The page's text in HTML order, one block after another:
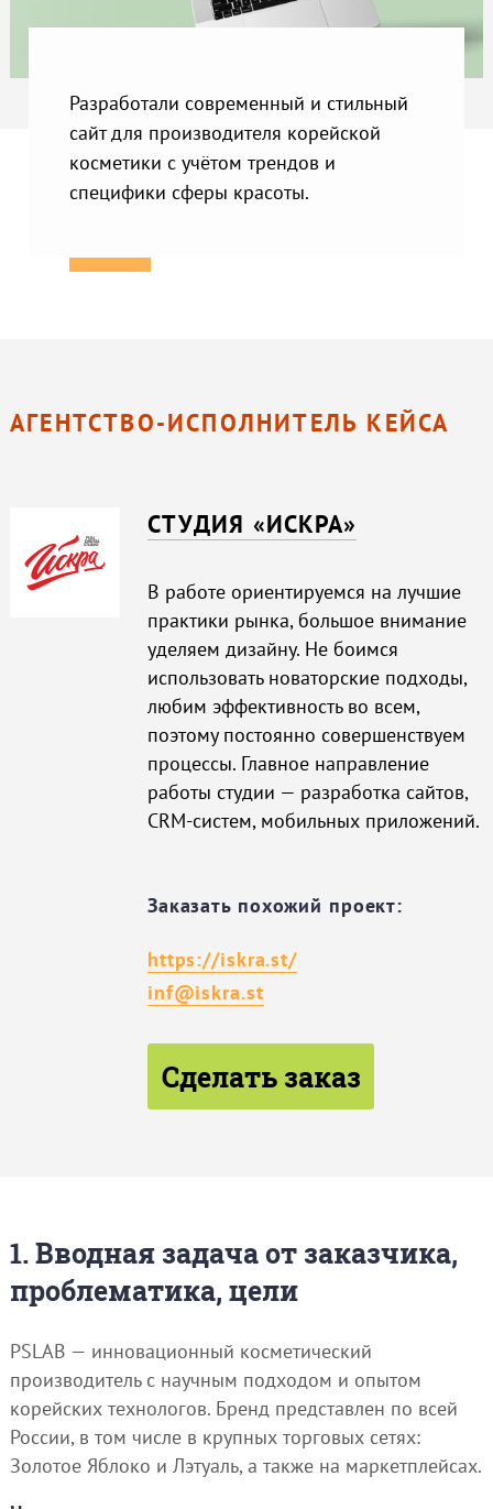
Разработали современный и стильный
сайт для производителя корейской
косметики с учётом трендов и
специфики сферы красоты.
АГЕНТСТВО-ИСПОЛНИТЕЛЬ КЕЙСА
CТУДИЯ «ИСКРА»
В работе ориентируемся на лучшие
практики рынка, большое внимание
уделяем дизайну. Не боимся
использовать новаторские подходы,
любим эффективность во всем,
поэтому постоянно совершенствуем
процессы. Главное направление
работы студии — разработка сайтов,
CRM-систем, мобильных приложений.
Заказать похожий проект:
https://iskra.st/
inf@iskra.st
Сделать заказ
1. Вводная задача от заказчика,
проблематика, цели
PSLAB — инновационный косметический
производитель с научным подходом и опытом
корейских технологов. Бренд представлен по всей
России, в том числе в крупных торговых сетях:
Золотое Яблоко и Лэтуаль, а также на маркетплейсах.